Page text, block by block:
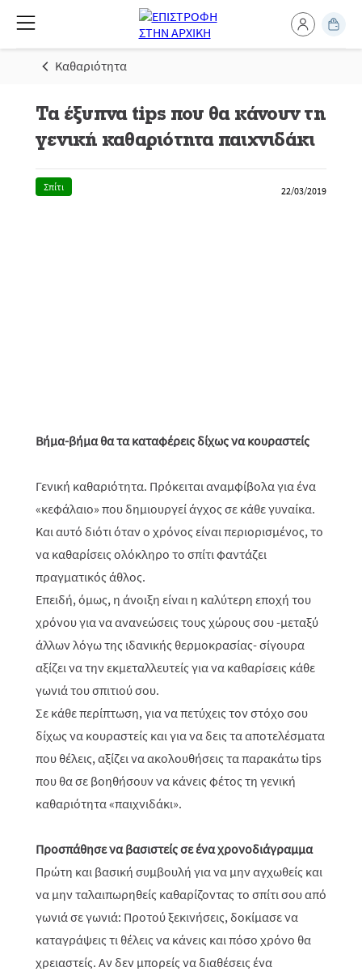
Καθαριότητα
Τα έξυπνα tips που θα κάνουν τη
γενική καθαριότητα παιχνιδάκι
Σπίτι 22/03/2019
Βήμα-βήμα θα τα καταφέρεις δίχως να κουραστείς
Γενική καθαριότητα. Πρόκειται αναμφίβολα για ένα
«κεφάλαιο» που δημιουργεί άγχος σε κάθε γυναίκα.
Και αυτό διότι όταν ο χρόνος είναι περιορισμένος, το
να καθαρίσεις ολόκληρο το σπίτι φαντάζει
πραγματικός άθλος.
Επειδή, όμως, η άνοιξη είναι η καλύτερη εποχή του
χρόνου για να ανανεώσεις τους χώρους σου -μεταξύ
άλλων λόγω της ιδανικής θερμοκρασίας- σίγουρα
αξίζει να την εκμεταλλευτείς για να καθαρίσεις κάθε
γωνιά του σπιτιού σου.
Σε κάθε περίπτωση, για να πετύχεις τον στόχο σου
δίχως να κουραστείς και για να δεις τα αποτελέσματα
που θέλεις, αξίζει να ακολουθήσεις τα παρακάτω tips
που θα σε βοηθήσουν να κάνεις φέτος τη γενική
καθαριότητα «παιχνιδάκι».
Προσπάθησε να βασιστείς σε ένα χρονοδιάγραμμα
Πρώτη και βασική συμβουλή για να μην αγχωθείς και
να μην ταλαιπωρηθείς καθαρίζοντας το σπίτι σου από
γωνιά σε γωνιά: Προτού ξεκινήσεις, δοκίμασε να
καταγράψεις τι θέλεις να κάνεις και πόσο χρόνο θα
χρειαστείς. Αν δεν μπορείς να διαθέσεις ένα